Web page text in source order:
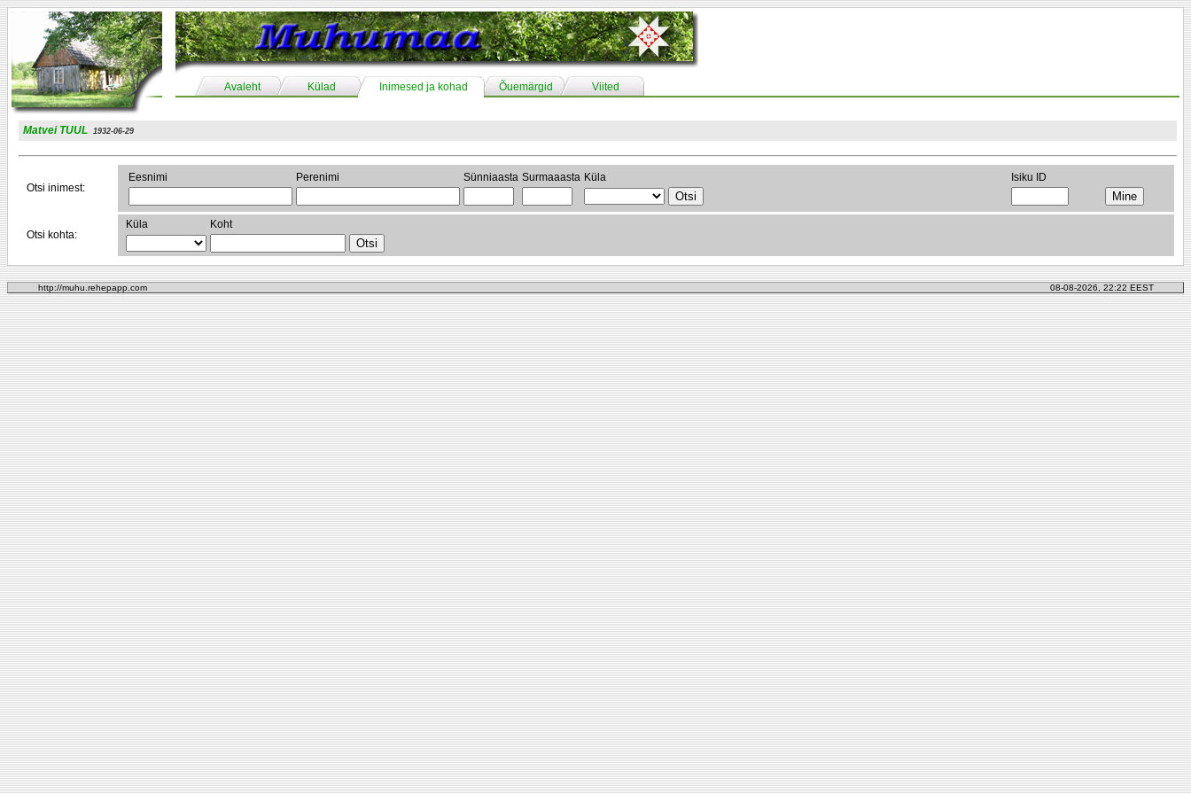
Avaleht Külad Inimesed ja kohad Õuemärgid Viited
Matvei TUUL 1932-06-29
Otsi inimest:
Eesnimi Perenimi Sünniaasta Surmaaasta Küla Isiku ID
Otsi kohta:
Küla Koht
http://muhu.rehepapp.com 08-08-2026, 22:22 EEST